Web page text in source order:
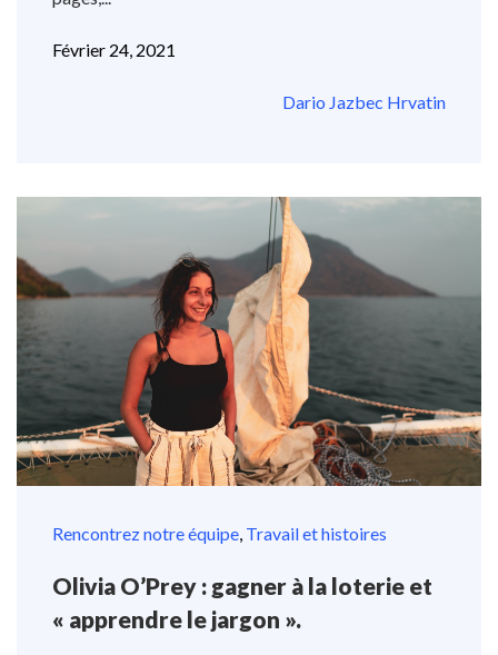
Février 24, 2021
Dario Jazbec Hrvatin
Rencontrez notre équipe, Travail et histoires
Olivia O’Prey : gagner à la loterie et
« apprendre le jargon ».